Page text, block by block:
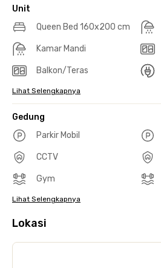
Unit
Queen Bed 160x200 cm
Kamar Mandi
Balkon/Teras
Lihat Selengkapnya
Gedung
Parkir Mobil
CCTV
Gym
Lihat Selengkapnya
Lokasi